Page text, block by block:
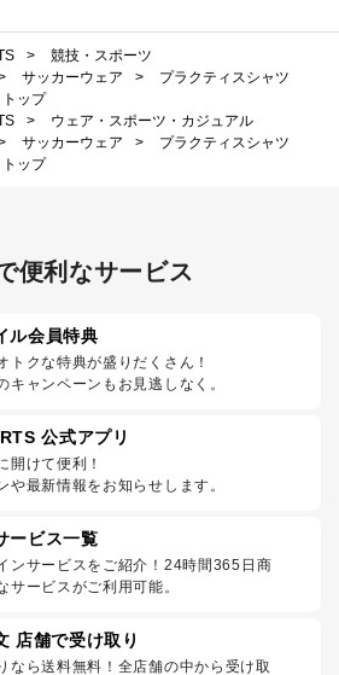
>
競技・スポーツ
サッカーウェア >
プラクティスシャツ
ップ
>
ウェア・スポーツ・カジュアル
サッカーウェア >
プラクティスシャツ
ップ
便利なサービス
ル会員特典
トクな特典が盛りだくさん！
キャンペーンもお見逃しなく。
公式アプリ
開けて便利！
や最新情報をお知らせします。
ービス一覧
ンサービスをご紹介！24時間365日商
サービスがご利用可能。
店舗で受け取り
なら送料無料！全店舗の中から受け取